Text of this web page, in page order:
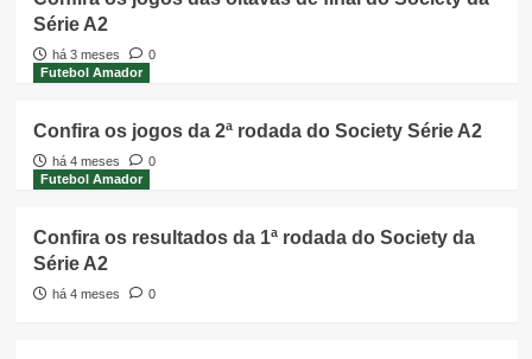
Série A2
há 3 meses
0
Futebol Amador
Confira os jogos da 2ª rodada do Society Série A2
há 4 meses
0
Futebol Amador
Confira os resultados da 1ª rodada do Society da
Série A2
há 4 meses 0